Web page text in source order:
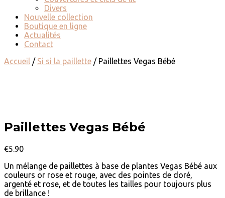
Divers
Nouvelle collection
Boutique en ligne
Actualités
Contact
Accueil / Si si la paillette / Paillettes Vegas Bébé
Paillettes Vegas Bébé
€5.90
Un mélange de paillettes à base de plantes Vegas Bébé aux
couleurs or rose et rouge, avec des pointes de doré,
argenté et rose, et de toutes les tailles pour toujours plus
de brillance !